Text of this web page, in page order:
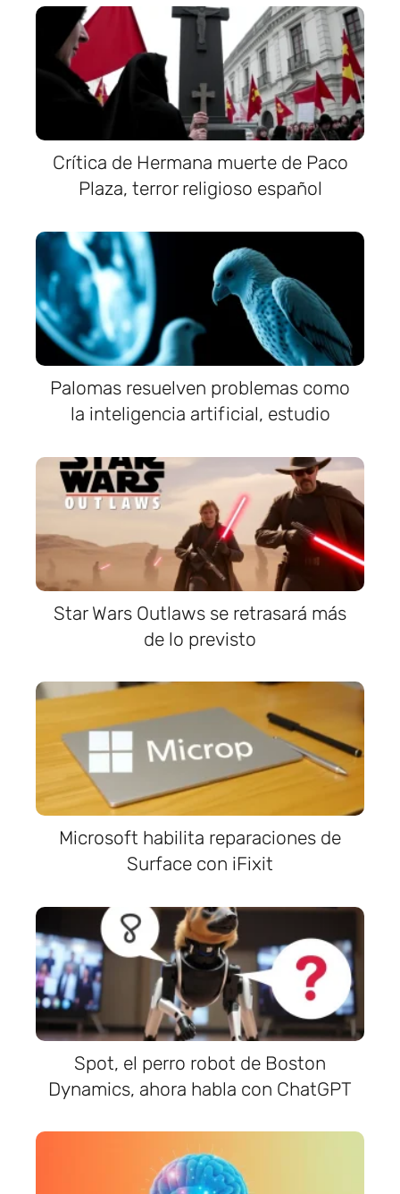
Crítica de Hermana muerte de Paco
Plaza, terror religioso español
Palomas resuelven problemas como
la inteligencia artificial, estudio
Star Wars Outlaws se retrasará más
de lo previsto
Microsoft habilita reparaciones de
Surface con iFixit
Spot, el perro robot de Boston
Dynamics, ahora habla con ChatGPT